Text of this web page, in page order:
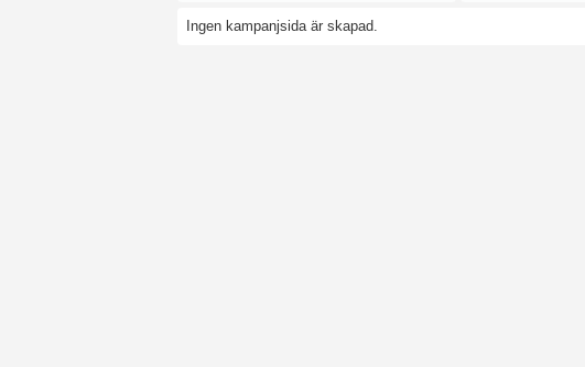
Ingen kampanjsida är skapad.